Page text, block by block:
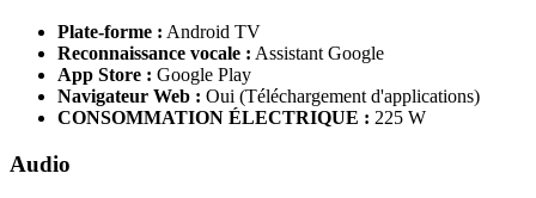
Plate-forme : Android TV
Reconnaissance vocale : Assistant Google
App Store : Google Play
Navigateur Web : Oui (Téléchargement d'applications)
CONSOMMATION ÉLECTRIQUE : 225 W
Audio